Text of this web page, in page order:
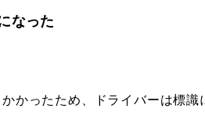
なった
かったため、ドライバーは標